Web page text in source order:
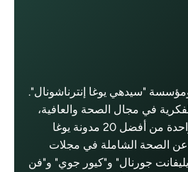
"سيدهي يوغا إنترناشونال".
في مجال الصحة والعافية،
وقد حازت على لقب واحدة من أفضل 20 مدونة يوغا
عن الصحة الشاملة في مجلات
جورنال" و"كيور جوي" و"فن